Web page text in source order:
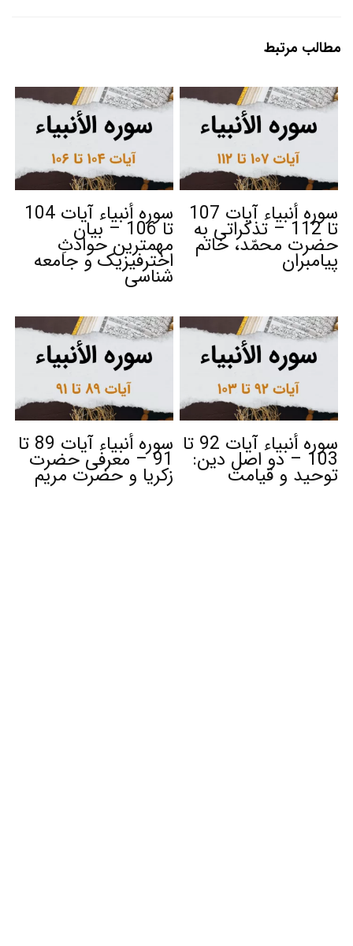
مطالب مرتبط
سوره أنبیاء آیات 107
تا 112 – تذکراتی به
حضرت محمّد، خاتم
پیامبران
سوره أنبیاء آیات 104
تا 106 – بیان
مهمترین حوادثِ
اخترفیزیک و جامعه
شناسی
سوره أنبیاء آیات 92 تا
103 – دو اصل دین:
توحید و قیامت
سوره أنبیاء آیات 89 تا
91 – معرفی حضرت
زکریا و حضرت مریم